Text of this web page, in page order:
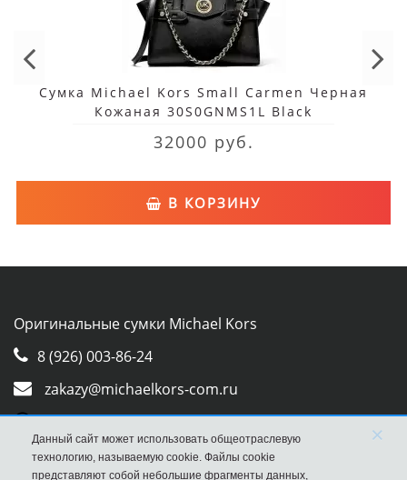
Сумка Michael Kors Small Carmen Черная
Кожаная 30S0GNMS1L Black
32000 руб.
В КОРЗИНУ
Оригинальные сумки Michael Kors
8 (926) 003-86-24
zakazy@michaelkors-com.ru
Whatsapp
Viber
Данный сайт может использовать общеотраслевую
технологию, называемую cookie. Файлы cookie
представляют собой небольшие фрагменты данных,
×